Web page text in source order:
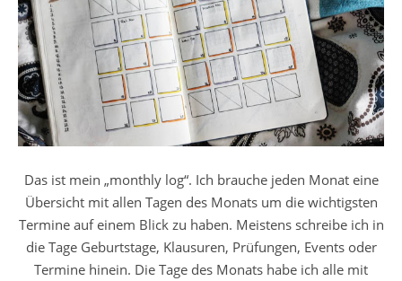
Das ist mein „monthly log“. Ich brauche jeden Monat eine
Übersicht mit allen Tagen des Monats um die wichtigsten
Termine auf einem Blick zu haben. Meistens schreibe ich in
die Tage Geburtstage, Klausuren, Prüfungen, Events oder
Termine hinein. Die Tage des Monats habe ich alle mit